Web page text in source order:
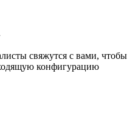
свяжутся с вами, чтобы
конфигурацию